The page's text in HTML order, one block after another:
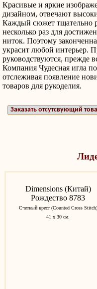
Красивые и яркие
дизайном, отвечают
Каждый сюжет тщательно
несколько раз для
ниток. Поэтому
украсит любой интерьер.
руководствуются, прежде
Компания Чудесная игла
отслеживая появление
товаров для рукоделия.
Заказать отсутсвующий
Dimensions (Китай)
Рождество 8783
Счетный крест (Counted Cross Stitch)
41 х 30 см.